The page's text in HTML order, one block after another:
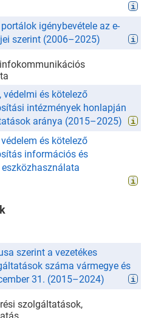
igénybevétele az e-
szerint (2006–2025)
és kötelező
intézmények honlapján
aránya (2015–2025)
és kötelező
információs és
szerint a vezetékes
száma vármegye és
31. (2015–2024)
szolgáltatások,